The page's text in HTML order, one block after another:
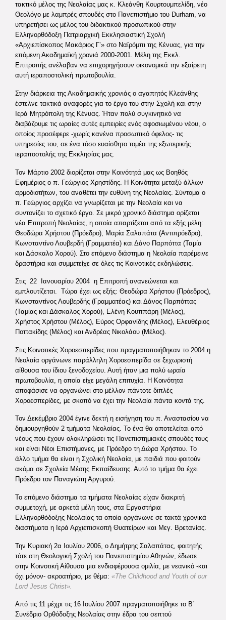
τακτικό μέλος της Νεολαίας μας κ. Κλεάνθη Κουρτουμπελίδη, νέο
Θεολόγο με λαμπρές σπουδές στο Πανεπιστήμιο του Durham, να
υπηρετήσει ως μέλος του διδακτικού προσωπικού στην
Ελληνορθόδοξη Πατριαρχική Εκκλησιαστική Σχολή
«Αρχιεπίσκοπος Μακάριος Γ’» στο Ναϊρόμπι της Κένυας, για την
επόμενη Ακαδημαϊκή χρονιά 2000-2001. Μέλη της Εκκλ.
Επιτροπής ανέλαβαν να επιχορηγήσουν οικονομικά την εξαίρετη
αυτή ιεραποστολική πρωτοβουλία.
Στην διάρκεια της Ακαδημαικής χρονιάς ο αγαπητός Κλεάνθης
έστελνε τακτικά αναφορές για το έργο του στην Σχολή και στην
Ιερά Μητρόπολη της Κένυας. Ήταν πολύ συγκινητικό να
διαβάζουμε τις ωραίες αυτές εμπειρίες ενός αφοσιωμένου νέου, ο
οποίος προσέφερε -χωρίς κανένα προσωπικό όφελος- τις
υπηρεσίες του, σε ένα τόσο ευαίσθητο τομέα της εξωτερικής
ιεραποστολής της Εκκλησίας μας.
Τον Μάρτιο 2002 διορίζεται στην Κοινότητά μας ως Βοηθός
Εφημέριος ο π. Γεώργιος Χρηστίδης. Η Κοινότητα μεταξύ άλλων
αρμοδιοτήτων, του αναθέτει την ευθύνη της Νεολαίας. Σύντομα ο
π. Γεώργιος αρχίζει να γνωρίζεται με την Νεολαία και να
συντονίζει το σχετικό έργο. Σε μικρό χρονικό διάστημα ορίζεται
νέα Επιτροπή Νεολαίας, η οποία απαρτίζεται από τα εξής μέλη:
Θεοδώρα Χρήστου (Πρόεδρο), Μαρία Σαλαπάτα (Αντιπρόεδρο),
Κωνσταντίνο Λουβερδή (Γραμματέα) και Δάνο Παρπόττα (Ταμία
και Δάσκαλο Χορού). Στο επόμενο διάστημα η Νεολαία παρέμεινε
δραστήρια και συμμετείχε σε όλες τις Κοινοτικές εκδηλώσεις.
Στις 22 Ιανουαρίου 2004 η Επιτροπή ανανεώνεται και
εμπλουτίζεται. Τώρα έχει ως εξής: Θεοδώρα Χρήστου (Πρόεδρος),
Κωνσταντίνος Λουβερδής (Γραμματέας) και Δάνος Παρπόττας
(Ταμίας και Δάσκαλος Χορού), Ελένη Κουππάρη (Μέλος),
Χρήστος Χρήστου (Μέλος), Εύρος Ορφανίδης (Μέλος), Ελευθέριος
Ποττακίδης (Μέλος) και Ανδρέας Νικολάου (Μέλος).
Στις Κοινοτικές Χοροεσπερίδες που πραγματοποιήθηκαν το 2004 η
Νεολαία οργάνωνε παράλληλη Χοροεσπερίδα σε ξεχωριστή
αίθουσα του ίδιου ξενοδοχείου. Αυτή ήταν μια πολύ ωραία
πρωτοβουλία, η οποία είχε μεγάλη επιτυχία. Η Κοινότητα
αποφάσισε να οργανώνει στο μέλλον πάντοτε διπλές
Χοροεσπερίδες, με σκοπό να έχει την Νεολαία πάντα κοντά της.
Τον Δεκέμβριο 2004 έγινε δεκτή η εισήγηση του π. Αναστασίου να
δημιουργηθούν 2 τμήματα Νεολαίας. Το ένα θα αποτελείται από
νέους που έχουν ολοκληρώσει τις Πανεπιστημιακές σπουδές τους
και είναι Νέοι Επιστήμονες, με Πρόεδρο τη Δώρα Χρήστου. Το
άλλο τμήμα θα είναι η Σχολική Νεολαία, με παιδιά που φοιτούν
ακόμα σε Σχολεία Μέσης Εκπαίδευσης. Αυτό το τμήμα θα έχει
Πρόεδρο τον Παναγιώτη Αργυρού.
Το επόμενο διάστημα τα τμήματα Νεολαίας είχαν διακριτή
συμμετοχή, με αρκετά μέλη τους, στα Εργαστήρια
Ελληνορθόδοξης Νεολαίας τα οποία οργάνωνε σε τακτά χρονικά
διαστήματα η Ιερά Αρχιεπισκοπή Θυατείρων και Μεγ. Βρετανίας.
Την Κυριακή 2α Ιουλίου 2006, ο Δημήτρης Σαλαπάτας, φοιτητής
τότε στη Θεολογική Σχολή του Πανεπιστημίου Αθηνών, έδωσε
στην Κοινοτική Αίθουσα μια ενδιαφέρουσα ομιλία, με νεανικό -και
όχι μόνον- ακροατήριο, με θέμα: «The Childhood and Youth of our
Lord Jesus Christ».
Από τις 11 μέχρι τις 16 Ιουλίου 2007 πραγματοποιήθηκε το Β΄
Συνέδριο Ορθόδοξης Νεολαίας στην έδρα του σεπτού